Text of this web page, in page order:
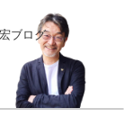
ブログ